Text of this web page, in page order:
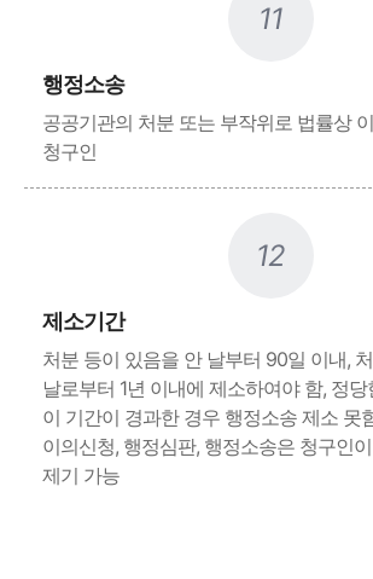
11
행정소송
공공기관의 처분 또는 부작위로 법률상
청구인
12
제소기간
처분 등이 있음을 안 날부터 90일 이내,
날로부터 1년 이내에 제소하여야 함, 정
이 기간이 경과한 경우 행정소송 제소 못
이의신청, 행정심판, 행정소송은 청구인
제기 가능